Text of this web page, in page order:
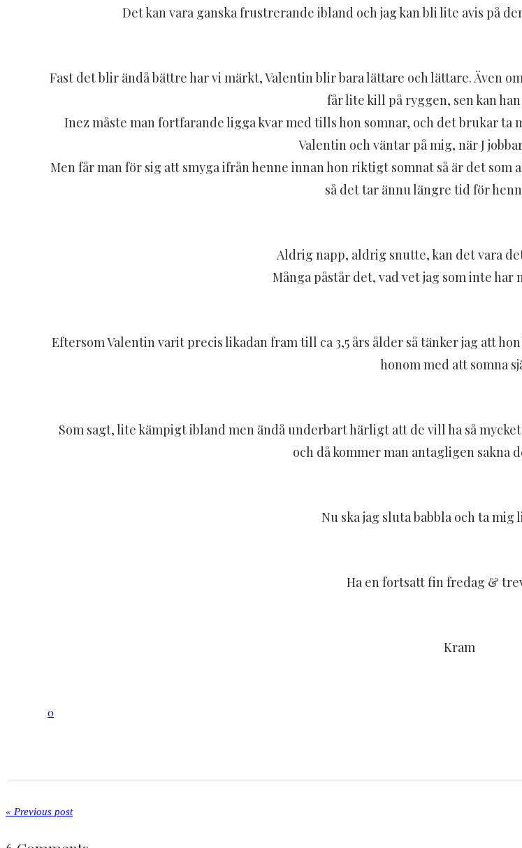
Det kan vara ganska frustrerande ibland och jag kan bli lite avis på
Fast det blir ändå bättre har vi märkt, Valentin blir bara lättare och lättare. Även
får lite kill på ryggen, sen kan han
Inez måste man fortfarande ligga kvar med tills hon somnar, och det brukar ta
Valentin och väntar på mig, när J
Men får man för sig att smyga ifrån henne innan hon riktigt somnat så är det som
så det tar ännu längre tid för
Aldrig napp, aldrig snutte, kan det vara
Många påstår det, vad vet jag som inte har
Eftersom Valentin varit precis likadan fram till ca 3,5 års ålder så tänker jag att
honom med att somna
Som sagt, lite kämpigt ibland men ändå underbart härligt att de vill ha så
och då kommer man antagligen sakna
Nu ska jag sluta babbla och ta mig
Ha en fortsatt fin fredag &
Kram
0
« Previous post